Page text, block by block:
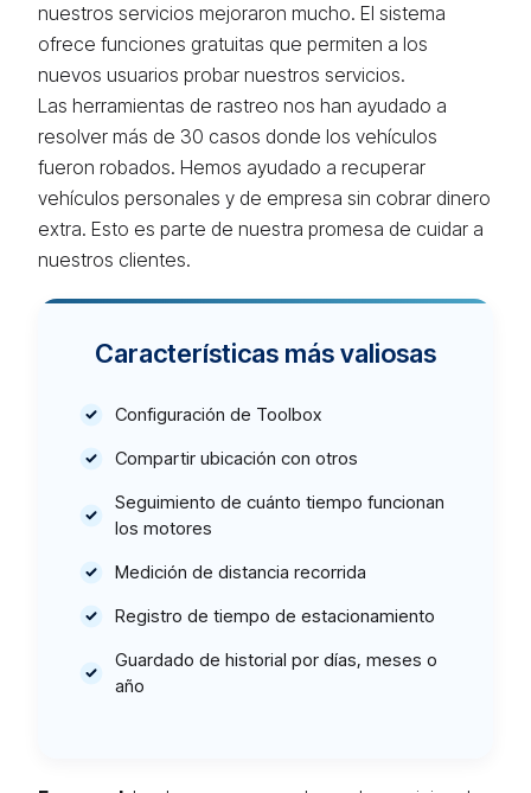
nuestros servicios mejoraron mucho. El sistema
ofrece funciones gratuitas que permiten a los
nuevos usuarios probar nuestros servicios.
Las herramientas de rastreo nos han ayudado a
resolver más de 30 casos donde los vehículos
fueron robados. Hemos ayudado a recuperar
vehículos personales y de empresa sin cobrar dinero
extra. Esto es parte de nuestra promesa de cuidar a
nuestros clientes.
Características más valiosas
Configuración de Toolbox
Compartir ubicación con otros
Seguimiento de cuánto tiempo funcionan
los motores
Medición de distancia recorrida
Registro de tiempo de estacionamiento
Guardado de historial por días, meses o
año